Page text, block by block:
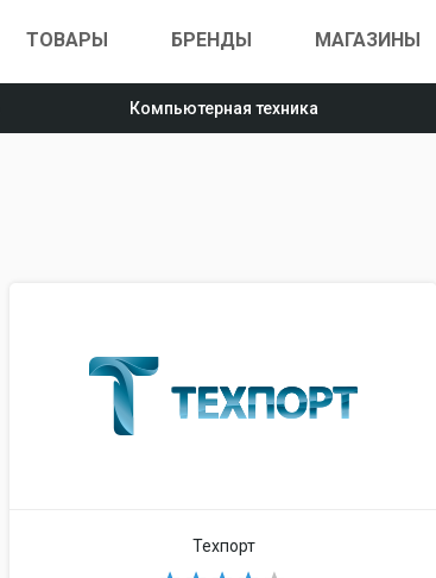
ТОВАРЫ БРЕНДЫ МАГАЗИНЫ
Компьютерная техника
Техпорт